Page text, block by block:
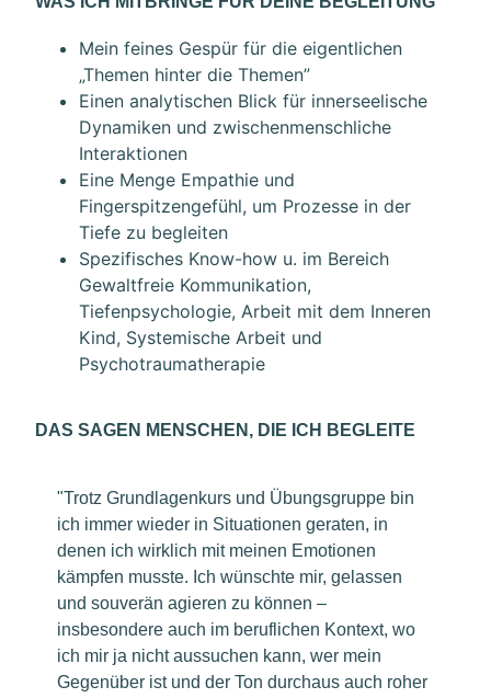
Mein feines Gespür für die eigentlichen
„Themen hinter die Themen”
Einen analytischen Blick für innerseelische
Dynamiken und zwischenmenschliche
Interaktionen
Eine Menge Empathie und
Fingerspitzengefühl, um Prozesse in der
Tiefe zu begleiten
Spezifisches Know-how u. im Bereich
Gewaltfreie Kommunikation,
Tiefenpsychologie, Arbeit mit dem Inneren
Kind, Systemische Arbeit und
Psychotraumatherapie
DAS SAGEN MENSCHEN, DIE ICH BEGLEITE
"Trotz Grundlagenkurs und Übungsgruppe bin
ich immer wieder in Situationen geraten, in
denen ich wirklich mit meinen Emotionen
kämpfen musste. Ich wünschte mir, gelassen
und souverän agieren zu können –
insbesondere auch im beruflichen Kontext, wo
ich mir ja nicht aussuchen kann, wer mein
Gegenüber ist und der Ton durchaus auch roher